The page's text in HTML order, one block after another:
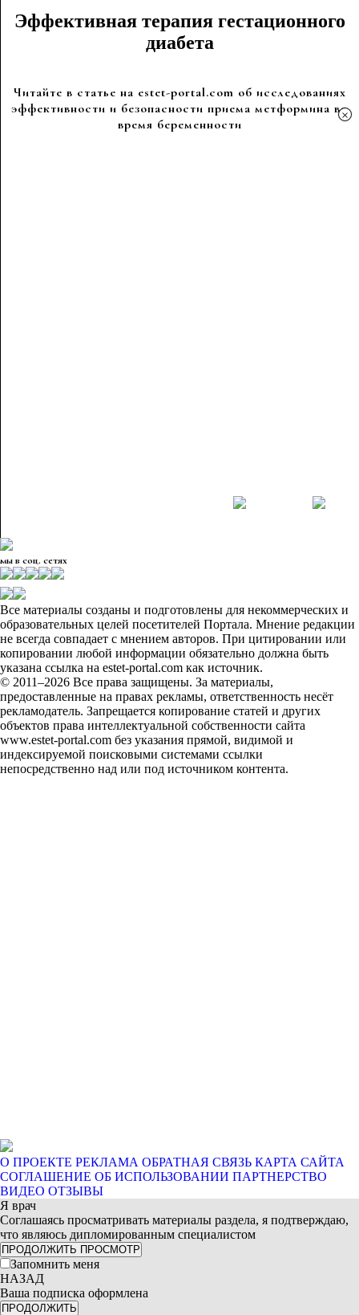
Эффективная терапия гестационного
диабета
Читайте в статье на estet-portal.com об исследованиях
эффективности и безопасности приема метформина во
время беременности
×
мы в соц. сетях
Все материалы созданы и подготовлены для некоммерческих и
образовательных целей посетителей Портала. Мнение редакции
не всегда совпадает с мнением авторов. При цитировании или
копировании любой информации обязательно должна быть
указана ссылка на estet-portal.com как источник.
© 2011–2026 Все права защищены. За материалы,
предоставленные на правах рекламы, ответственность несёт
рекламодатель. Запрещается копирование статей и других
объектов права интеллектуальной собственности сайта
www.estet-portal.com без указания прямой, видимой и
индексируемой поисковыми системами ссылки
непосредственно над или под источником контента.
О ПРОЕКТЕ РЕКЛАМА ОБРАТНАЯ СВЯЗЬ КАРТА САЙТА
СОГЛАШЕНИЕ ОБ ИСПОЛЬЗОВАНИИ ПАРТНЕРСТВО
ВИДЕО ОТЗЫВЫ
Я врач
Соглашаясь просматривать материалы раздела, я подтверждаю,
что являюсь дипломированным специалистом
ПРОДОЛЖИТЬ ПРОСМОТР
Запомнить меня
НАЗАД
Ваша подписка оформлена
ПРОДОЛЖИТЬ